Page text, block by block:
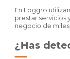
En Loggro
prestar servicios
negocio de
¿Has